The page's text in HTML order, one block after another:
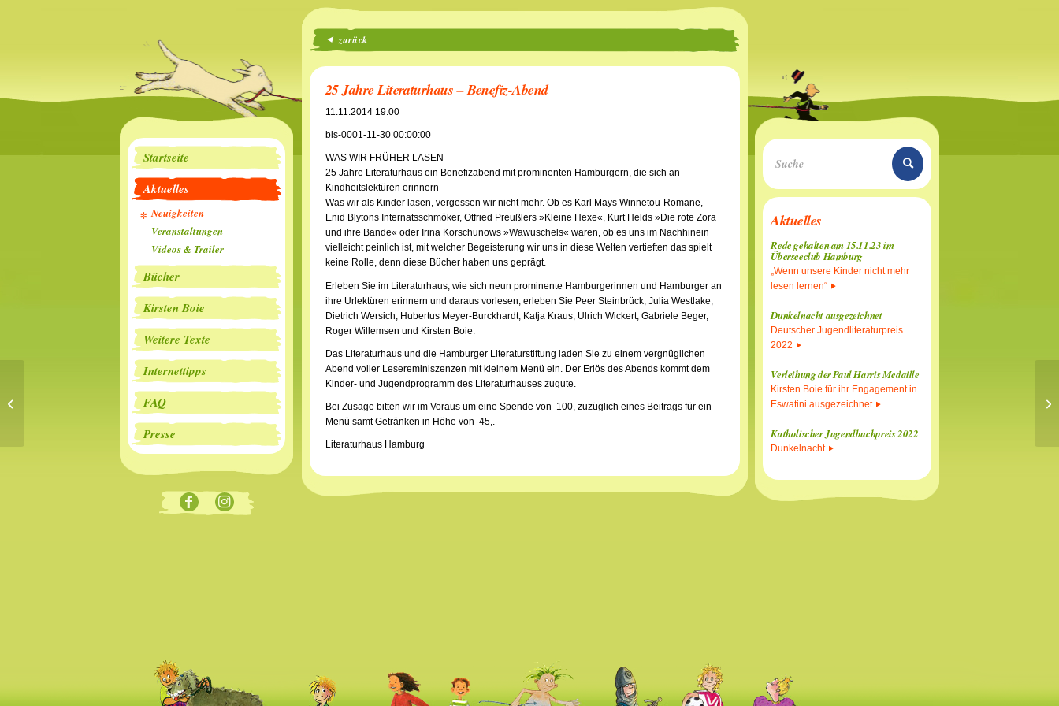
Startseite
Aktuelles
Neuigkeiten
Veranstaltungen
Videos & Trailer
Bücher
Kirsten Boie
Weitere Texte
Internettipps
FAQ
Presse
zurück
25 Jahre Literaturhaus – Benefiz-Abend
11.11.2014 19:00
bis-0001-11-30 00:00:00
WAS WIR FRÜHER LASEN
25 Jahre Literaturhaus ein Benefizabend mit prominenten Hamburgern, die sich an
Kindheitslektüren erinnern
Was wir als Kinder lasen, vergessen wir nicht mehr. Ob es Karl Mays Winnetou-Romane,
Enid Blytons Internatsschmöker, Otfried Preußlers »Kleine Hexe«, Kurt Helds »Die rote Zora
und ihre Bande« oder Irina Korschunows »Wawuschels« waren, ob es uns im Nachhinein
vielleicht peinlich ist, mit welcher Begeisterung wir uns in diese Welten vertieften das spielt
keine Rolle, denn diese Bücher haben uns geprägt.
Erleben Sie im Literaturhaus, wie sich neun prominente Hamburgerinnen und Hamburger an
ihre Urlektüren erinnern und daraus vorlesen, erleben Sie Peer Steinbrück, Julia Westlake,
Dietrich Wersich, Hubertus Meyer-Burckhardt, Katja Kraus, Ulrich Wickert, Gabriele Beger,
Roger Willemsen und Kirsten Boie.
Das Literaturhaus und die Hamburger Literaturstiftung laden Sie zu einem vergnüglichen
Abend voller Lesereminiszenzen mit kleinem Menü ein. Der Erlös des Abends kommt dem
Kinder- und Jugendprogramm des Literaturhauses zugute.
Bei Zusage bitten wir im Voraus um eine Spende von  100, zuzüglich eines Beitrags für ein
Menü samt Getränken in Höhe von  45,.
Literaturhaus Hamburg
Aktuelles
Rede gehalten am 15.11.23 im
Überseeclub Hamburg
„Wenn unsere Kinder nicht mehr
lesen lernen“
Dunkelnacht ausgezeichnet
Deutscher Jugendliteraturpreis
2022
Verleihung der Paul Harris Medaille
Kirsten Boie für ihr Engagement in
Eswatini ausgezeichnet
Katholischer Jugendbuchpreis 2022
Dunkelnacht